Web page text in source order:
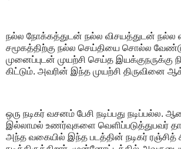
நல்ல நோக்கத்துடன் நல்ல விசயத்துடன்
சமூகத்திற்கு நல்ல செய்தியை சொல்ல
முனைப்புடன் முயற்சி செய்த இயக்குநருக்கு
கிட்டும். அவரின் இந்த முயற்சி திருவினை
ஒரு நடிகர் வசனம் பேசி நடிப்பது
இல்லாமல் உணர்வுகளை வெளிப்படுத்துபவர்
அந்த வகையில் இந்த படத்தின் நடிகர் ரஞ்சித்